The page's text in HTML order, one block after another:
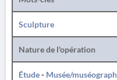
Sculpture
Nature de l'opération
Étude- Musée/